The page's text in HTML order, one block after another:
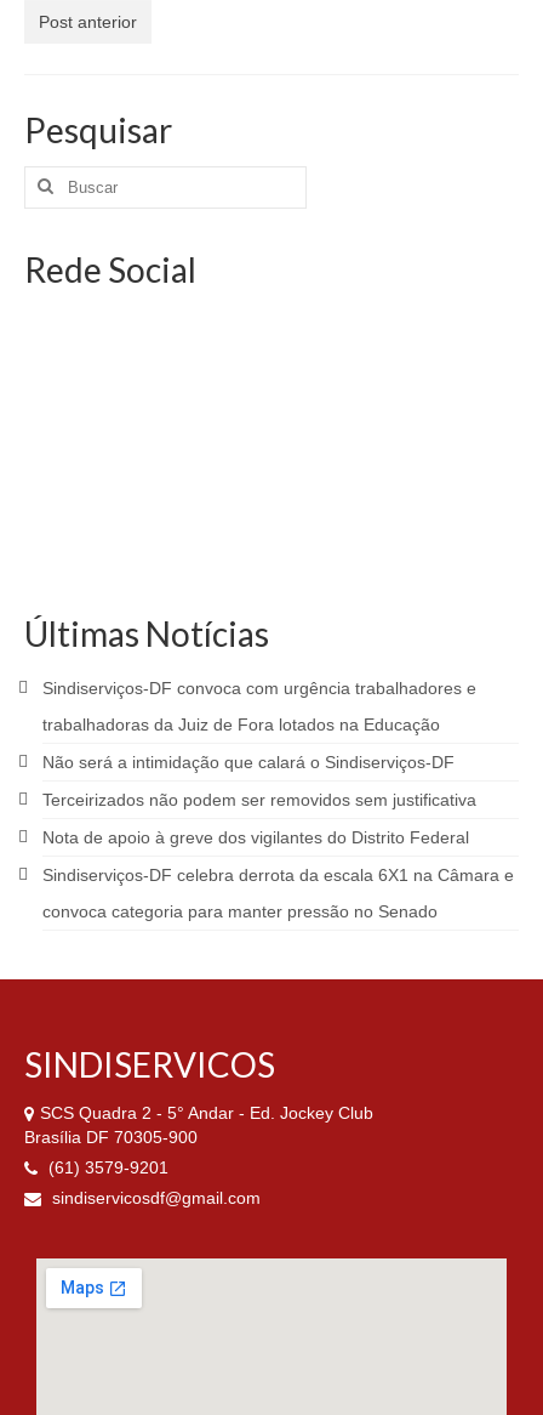
Jornais
Cartilhas
Sites Importantes
Contato
Post anterior
Pesquisar
Rede Social
Últimas Notícias
Sindiserviços-DF convoca com urgência trabalhadores e
trabalhadoras da Juiz de Fora lotados na Educação
Não será a intimidação que calará o Sindiserviços-DF
Terceirizados não podem ser removidos sem justificativa
Nota de apoio à greve dos vigilantes do Distrito Federal
Sindiserviços-DF celebra derrota da escala 6X1 na Câmara e
convoca categoria para manter pressão no Senado
SINDISERVICOS
SCS Quadra 2 - 5° Andar - Ed. Jockey Club
Brasília DF 70305-900
(61) 3579-9201
sindiservicosdf@gmail.com